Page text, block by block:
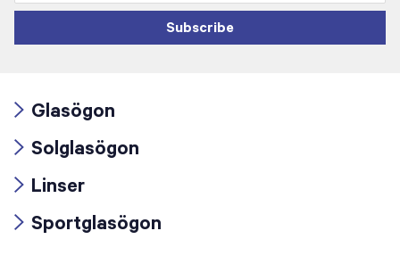
Subscribe
icon
Glasögon
icon
Solglasögon
icon
Linser
Sportglasögon